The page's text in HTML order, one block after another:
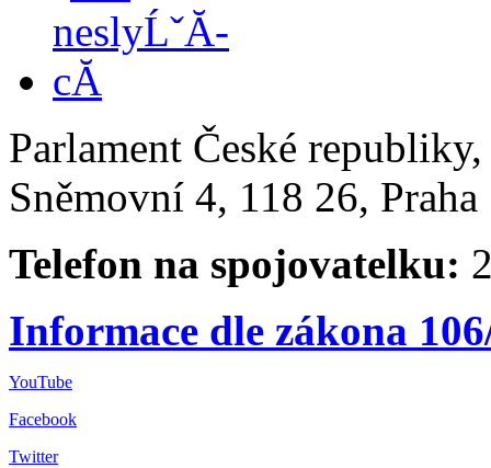
Parlament České
Sněmovní 4, 118 26,
Telefon na spojovatelku:
Informace dle zákona
YouTube
Facebook
Twitter